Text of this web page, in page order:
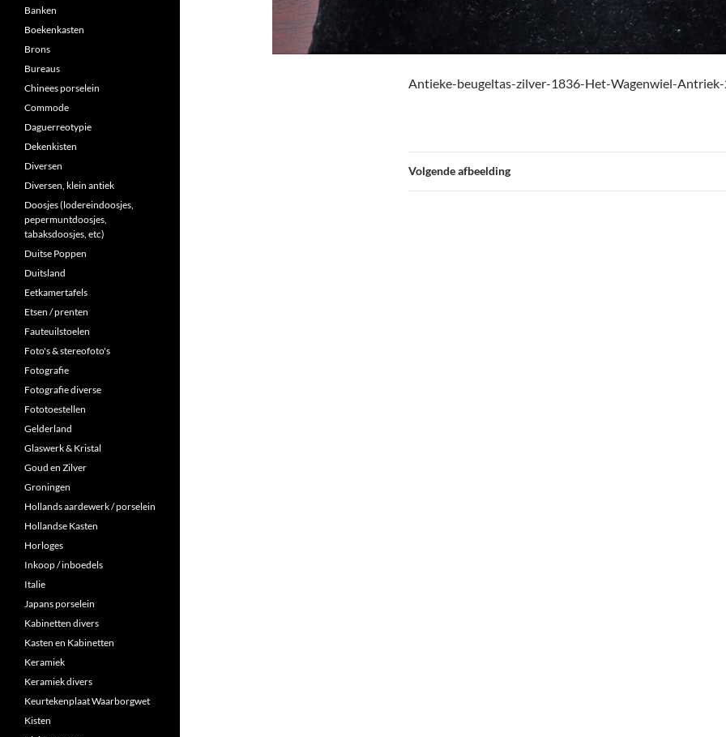
Antieke-beugeltas-zilver-1836-Het-Wagenwiel-
Volgende afbeelding
Banken
Boekenkasten
Brons
Bureaus
Chinees porselein
Commode
Daguerreotypie
Dekenkisten
Diversen
Diversen, klein antiek
Doosjes (lodereindoosjes,
pepermuntdoosjes,
tabaksdoosjes, etc)
Duitse Poppen
Duitsland
Eetkamertafels
Etsen / prenten
Fauteuilstoelen
Foto's & stereofoto's
Fotografie
Fotografie diverse
Fototoestellen
Gelderland
Glaswerk & Kristal
Goud en Zilver
Groningen
Hollands aardewerk / porselein
Hollandse Kasten
Horloges
Inkoop / inboedels
Italie
Japans porselein
Kabinetten divers
Kasten en Kabinetten
Keramiek
Keramiek divers
Keurtekenplaat Waarborgwet
Kisten